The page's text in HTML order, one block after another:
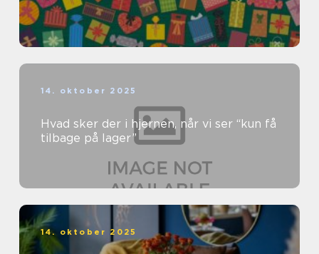
14. oktober 2025
Hvad sker der i hjernen, når vi ser “kun få
tilbage på lager”
14. oktober 2025